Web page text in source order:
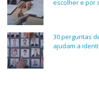
escolher e por
30 perguntas
ajudam a